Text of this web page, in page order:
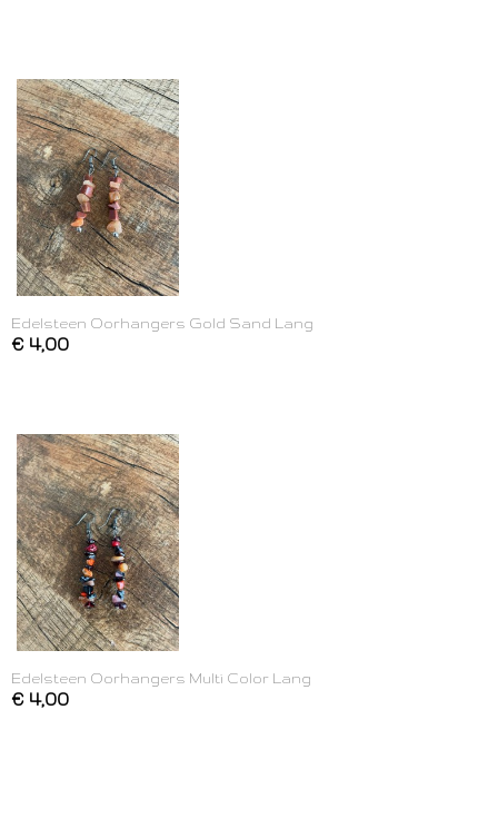
Edelsteen Oorhangers Gold Sand Lang
€ 4,00
Edelsteen Oorhangers Multi Color Lang
€ 4,00